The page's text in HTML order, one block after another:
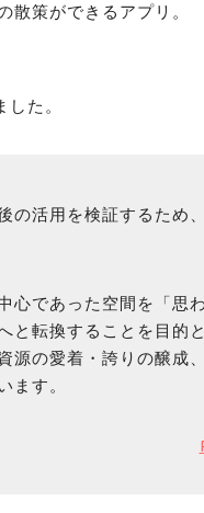
散策ができるアプリ。
た。
の活用を検証するため
心であった空間を「思
と転換することを目的
源の愛着・誇りの醸成
ます。